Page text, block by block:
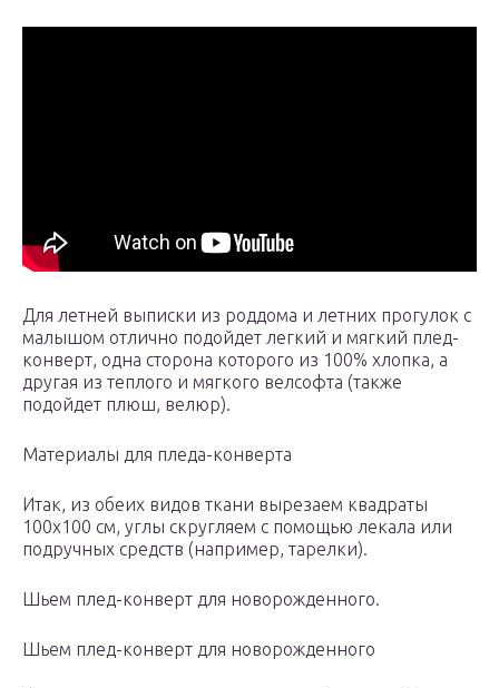
Для летней выписки из роддома и летних прогулок с
малышом отлично подойдет легкий и мягкий плед-
конверт, одна сторона которого из 100% хлопка, а
другая из теплого и мягкого велсофта (также
подойдет плюш, велюр).
Материалы для пледа-конверта
Итак, из обеих видов ткани вырезаем квадраты
100х100 см, углы скругляем с помощью лекала или
подручных средств (например, тарелки).
Шьем плед-конверт для новорожденного.
Шьем плед-конверт для новорожденного